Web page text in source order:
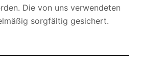
Die von uns verwendeten
sorgfältig gesichert.